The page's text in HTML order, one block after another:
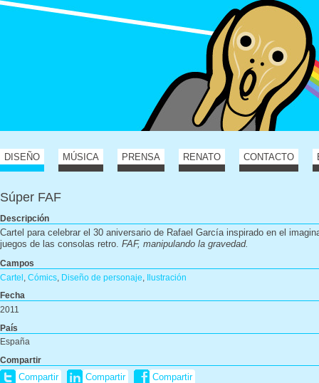
DISEÑO MÚSICA PRENSA RENATO CONTACTO
Súper FAF
Descripción
Cartel para celebrar el 30 aniversario de Rafael García inspirado en el
juegos de las consolas retro. FAF, manipulando la gravedad.
Campos
Cartel Cómics Diseño de personaje
Ilustración
Fecha
2011
País
España
Compartir
Compartir Compartir Compartir